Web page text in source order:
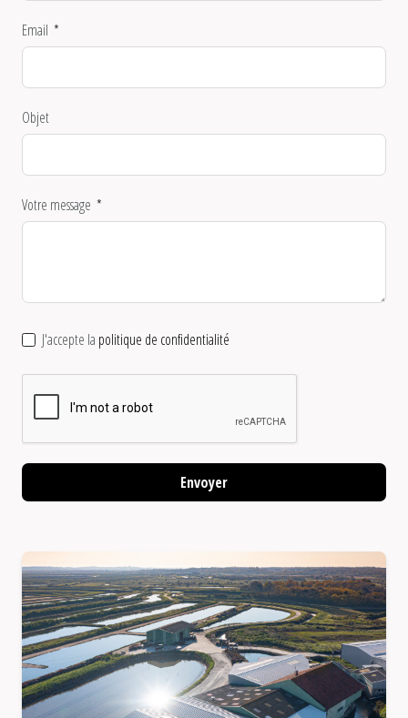
Email
Objet
Votre message
J'accepte la politique de confidentialité
Envoyer